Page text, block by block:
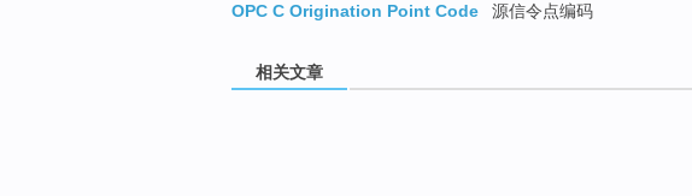
OPC C Origination Point Code
源信令点编码
相关文章